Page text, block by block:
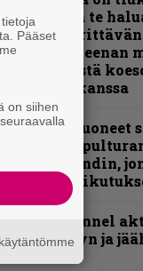
koskaan ja te
nulikan yrittävän
– Pepper Keenan
ensimmäistä
hevijätin kanssa
”He ovat tuoneet
uutta” –
nimeää bändin,
tehneet
Blind Channel
uuden levyn ja
Pääset
on siihen